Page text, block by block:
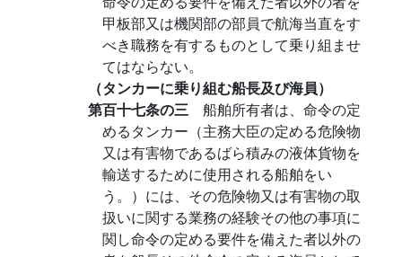
甲板部又は機関部の部員で航海当直をす
べき職務を有するものとして乗り組ませ
てはならない。
（タンカーに乗り組む船長及び海員）
第百十七条の三 船舶所有者は、命令の定
めるタンカー（主務大臣の定める危険物
又は有害物であるばら積みの液体貨物を
輸送するために使用される船舶をい
う。）には、その危険物又は有害物の取
扱いに関する業務の経験その他の事項に
関し命令の定める要件を備えた者以外の